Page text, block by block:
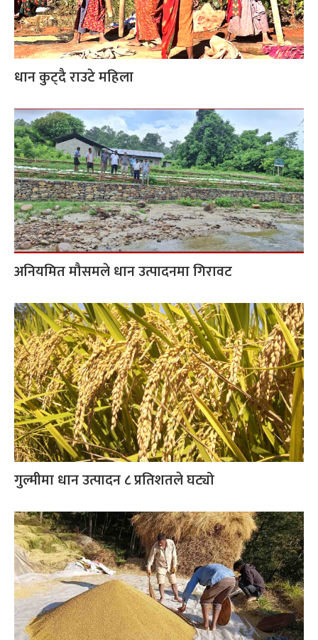
धान कुट्दै राउटे महिला
अनियमित मौसमले धान उत्पादनमा गिरावट
गुल्मीमा धान उत्पादन ८ प्रतिशतले घट्यो